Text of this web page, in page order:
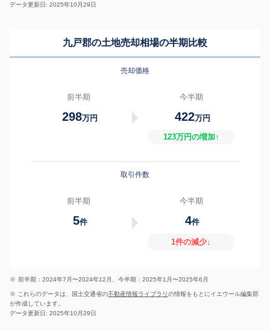
データ更新日: 2025年10月29日
九戸郡の土地売却相場の半期比較
売却価格
前半期
298万円
今半期
422万円
123万円の増加↑
取引件数
前半期
5件
今半期
4件
1件の減少↓
※ 前半期：2024年7月〜2024年12月、今半期：2025年1月〜2025年6月
※ これらのデータは、国土交通省の不動産情報ライブラリの情報をもとにイエウール編集部
が作成しています。
データ更新日: 2025年10月29日